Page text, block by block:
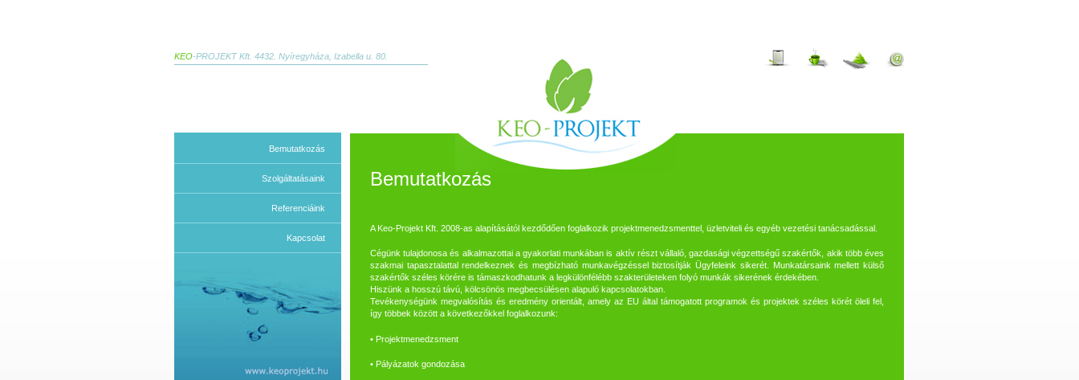
KEO-PROJEKT Kft. 4432. Nyíregyháza, Izabella u. 80.
Bemutatkozás
Szolgáltatásaink
Referenciáink
Kapcsolat
Bemutatkozás
A Keo-Projekt Kft. 2008-as alapításától kezdődően foglalkozik projektmenedzsmenttel, üzletviteli és egyéb vezetési tanácsadással.
Cégünk tulajdonosa és alkalmazottai a gyakorlati munkában is aktív részt vállaló, gazdasági végzettségű szakértők, akik több éves
szakmai tapasztalattal rendelkeznek és megbízható munkavégzéssel biztosítják Ügyfeleink sikerét. Munkatársaink mellett külső
szakértők széles körére is támaszkodhatunk a legkülönfélébb szakterületeken folyó munkák sikerének érdekében.
Hiszünk a hosszú távú, kölcsönös megbecsülésen alapuló kapcsolatokban.
Tevékenységünk megvalósítás és eredmény orientált, amely az EU által támogatott programok és projektek széles körét öleli fel,
így többek között a következőkkel foglalkozunk:
• Projektmenedzsment
• Pályázatok gondozása